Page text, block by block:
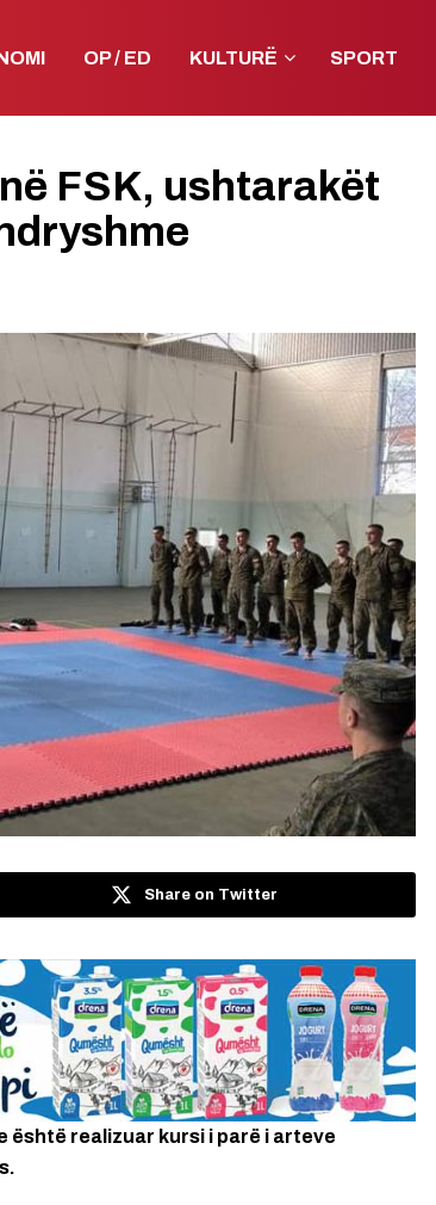
OP / ED KULTURË SPORT
FSK, ushtarakët
Share on Twitter
është realizuar kursi i parë i arteve